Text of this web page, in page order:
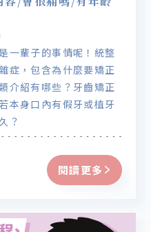
一輩子的事情呢！統整
症，包含為什麼要矯正
介紹有哪些？牙齒矯正
本身口內有假牙或植牙
？
閱讀更多